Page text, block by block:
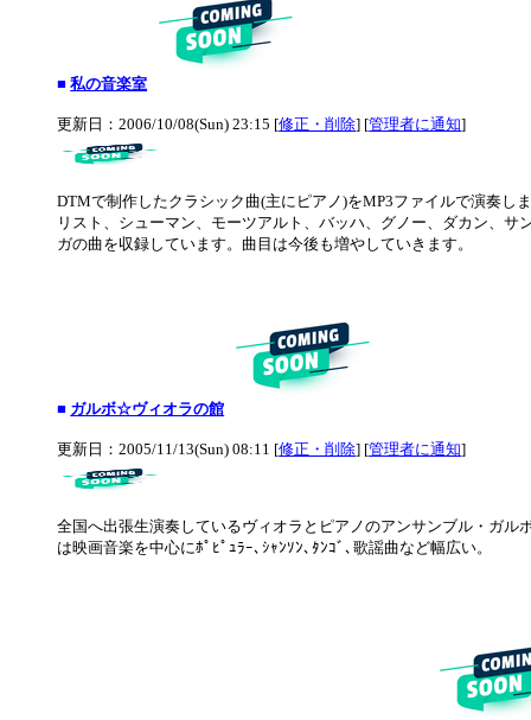
■ 私の音楽室
更新日：2006/10/08(Sun) 23:15 [修正・削除] [管理者に通知]
DTMで制作したクラシック曲(主にピアノ)をMP3ファイルで演奏
リスト、シューマン、モーツアルト、バッハ、グノー、ダカン、
ガの曲を収録しています。曲目は今後も増やしていきます。
■ ガルボ☆ヴィオラの館
更新日：2005/11/13(Sun) 08:11 [修正・削除] [管理者に通知]
全国へ出張生演奏しているヴィオラとピアノのアンサンブル・ガ
は映画音楽を中心にﾎﾟﾋﾟｭﾗｰ､ｼｬﾝｿﾝ､ﾀﾝｺﾞ､歌謡曲など幅広い。